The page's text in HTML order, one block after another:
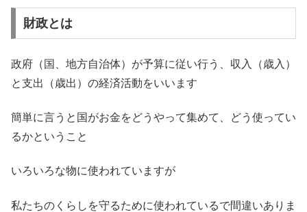
財政とは
政府（国、地方自治体）が予算に従い行う、収入（歳入）
と支出（歳出）の経済活動をいいます
簡単に言うと国がお金をどうやって集めて、どう使ってい
るかということ
いろいろな物に使われていますが
私たちのくらしを守るために使われているで間違いありま